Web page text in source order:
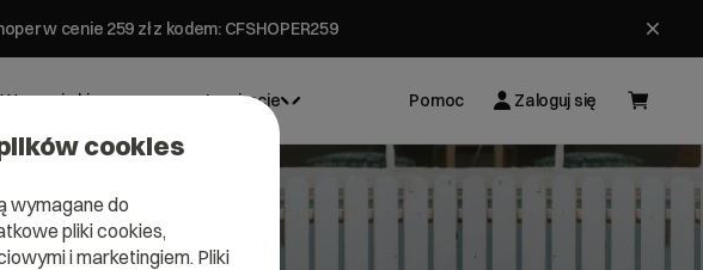
w cenie 259 zł z kodem: CFSHOPER259
Wsparcie biznesowe Inspiracje Pomoc Zaloguj się
cookies
wymagane do
pliki cookies,
i marketingiem. Pliki